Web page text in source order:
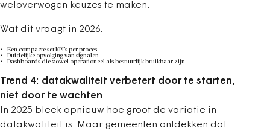
weloverwogen keuzes te maken.
Wat dit vraagt in 2026:
Een compacte set KPI’s per proces
Duidelijke opvolging van signalen
Dashboards die zowel operationeel als bestuurlijk bruikbaar zijn
Trend 4: datakwaliteit verbetert door te starten,
niet door te wachten
In 2025 bleek opnieuw hoe groot de variatie in
datakwaliteit is. Maar gemeenten ontdekken dat